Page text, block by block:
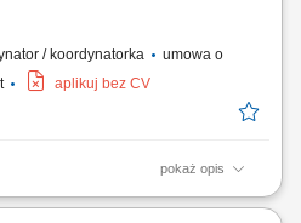
/ koordynatorka
umowa o
aplikuj bez CV
pokaż opis
ziemnymi, żelbetowymi i